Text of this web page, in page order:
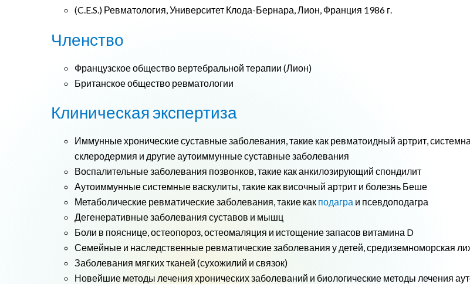
(C.E.S.) Ревматология, Университет Клода-Бернара, Лион, Франция 1986 г.
Членство
Французское общество вертебральной терапии (Лион)
Британское общество ревматологии
Клиническая экспертиза
Иммунные хронические суставные заболевания, такие как ревматоидный артрит,
склеродермия и другие аутоиммунные суставные заболевания
Воспалительные заболевания позвонков, такие как анкилозирующий спондилит
Аутоиммунные системные васкулиты, такие как височный артрит и болезнь Беше
Метаболические ревматические заболевания, такие как подагра и псевдоподагра
Дегенеративные заболевания суставов и мышц
Боли в пояснице, остеопороз, остеомаляция и истощение запасов витамина D
Семейные и наследственные ревматические заболевания у детей, средиземноморская
Заболевания мягких тканей (сухожилий и связок)
Новейшие методы лечения хронических заболеваний и биологические методы лечения